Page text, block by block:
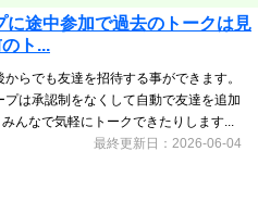
に途中参加で過去のトークは見
ト...
らでも友達を招待する事ができます。
プは承認制をなくして自動で友達を追加
んなで気軽にトークできたりします...
最終更新日：2026-06-04